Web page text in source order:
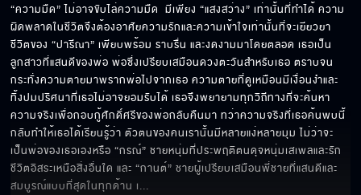
“ความมืด” ไม่อาจขับไล่ความมืด  มีเพียง “แสงสว่าง” เท่านั้นที่ทำได้ ความ
ผิดพลาดในชีวิตจึงต้องอาศัยความรักและความเข้าใจเท่านั้นที่จะเยียวยา
ชีวิตของ “ปารีณา” เพียบพร้อม ราบรื่น และงดงามมาโดยตลอด เธอเป็น
ลูกสาวที่แสนดีของพ่อ พ่อซึ่งเปรียบเสมือนดวงตะวันสำหรับเธอ ตราบจน
กระทั่งความตายมาพรากพ่อไปจากเธอ ความตายที่ดูเหมือนมีเงื่อนงำและ
ทิ้งปมปริศนาที่เธอไม่อาจยอมรับได้ เธอจึงพยายามทุกวิถีทางที่จะค้นหา
ความจริงเพื่อกอบกู้ศักดิ์ศรีของพ่อกลับคืนมา ทว่าความจริงที่เธอค้นพบนี้
กลับทำให้เธอได้เรียนรู้ว่า ตัวตนของคนเรานั้นมีหลายแง่หลายมุม ไม่ว่าจะ
เป็นพ่อของเธอเองหรือ “กรณ์” ชายหนุ่มที่ประพฤติตนดุจหนุ่มเสเพลและรัก
ชีวิตอิสระเหนือสิ่งอื่นใด และ “กานต์” ชายผู้เปรียบเสมือนพี่ชายที่แสนดีและ
สมบูรณ์แบบที่สุดในทุกด้าน เ...